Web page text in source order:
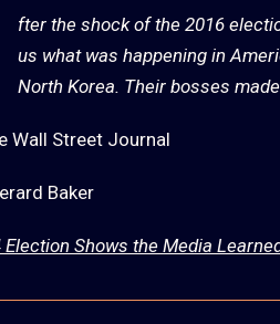
fter the shock of the 2016
us what was happening in
North Korea. Their bosses
Wall Street Journal
Baker
Election Shows the Media